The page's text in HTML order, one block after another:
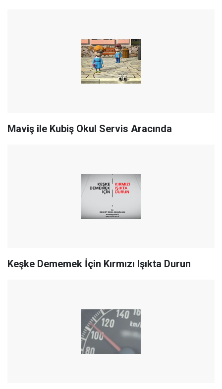
Maviş ile Kubiş Okul Servis Aracında
Keşke Dememek İçin Kırmızı Işıkta Durun